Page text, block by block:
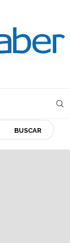
BUSCAR